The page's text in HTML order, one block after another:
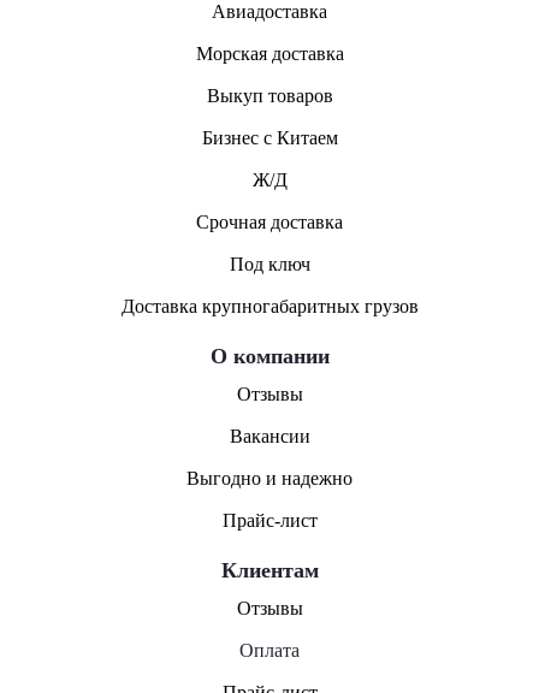
Авиадоставка
Морская доставка
Выкуп товаров
Бизнес с Китаем
Ж/Д
Срочная доставка
Под ключ
Доставка крупногабаритных грузов
О компании
Отзывы
Вакансии
Выгодно и надежно
Прайс-лист
Клиентам
Отзывы
Оплата